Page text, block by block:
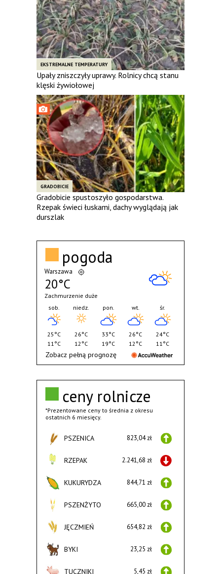
EKSTREMALNE TEMPERATURY
Upały zniszczyły uprawy. Rolnicy chcą stanu
klęski żywiołowej
GRADOBICIE
Gradobicie spustoszyło gospodarstwa.
Rzepak świeci łuskami, dachy wyglądają jak
durszlak
ceny rolnicze
*Prezentowane ceny to średnia z okresu
ostatnich 6 miesięcy.
PSZENICA 823,04 zł
RZEPAK 2.241,68 zł
KUKURYDZA 844,71 zł
PSZENŻYTO 665,00 zł
JĘCZMIEŃ 654,82 zł
BYKI 23,25 zł
TUCZNIKI 5,45 zł
pogoda
Warszawa
20°C
Zachmurzenie duże
sob.
25°C
11°C
niedz.
26°C
12°C
pon.
33°C
19°C
wt.
26°C
12°C
śr.
24°C
11°C
Zobacz pełną prognozę